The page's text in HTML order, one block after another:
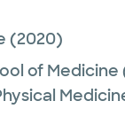
(2020)
of Medicine